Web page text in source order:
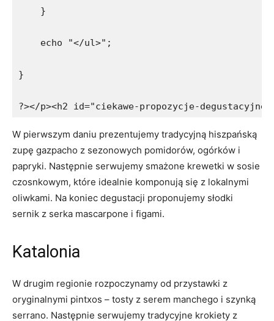
    }
    echo "</ul>";
}
?></p><h2 id="ciekawe-propozycje-
W pierwszym daniu prezentujemy tradycyjną hiszpańską
zupę gazpacho z sezonowych pomidorów, ogórków i
papryki. Następnie serwujemy smażone krewetki w sosie
czosnkowym, które idealnie komponują się z lokalnymi
oliwkami. Na koniec degustacji proponujemy słodki
sernik z serka mascarpone i figami.
Katalonia
W drugim regionie rozpoczynamy od przystawki z
oryginalnymi pintxos – tosty z serem manchego i szynką
serrano. Następnie serwujemy tradycyjne krokiety z